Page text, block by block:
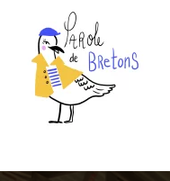
Skip to main content